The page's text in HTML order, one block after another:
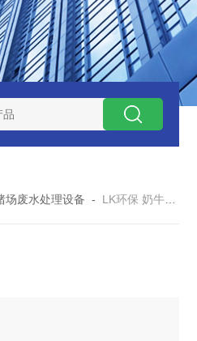
器设备 LK康复医院污水处理
场废水处理设备 - LK环保 奶牛场污水处理设备